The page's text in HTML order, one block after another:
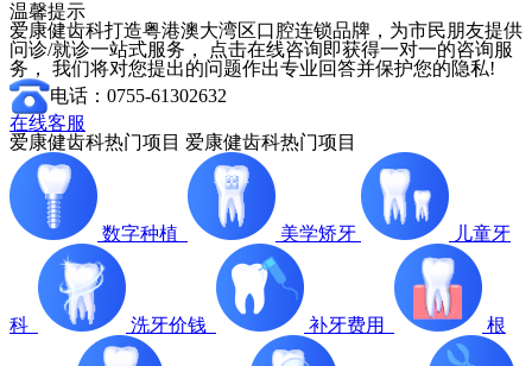
温馨提示
爱康健齿科打造粤港澳大湾区口腔连锁品牌，为市民朋友提供
问诊/就诊一站式服务， 点击在线咨询即获得一对一的咨询服
务， 我们将对您提出的问题作出专业回答并保护您的隐私!
电话：0755-61302632
在线客服
爱康健齿科热门项目 爱康健齿科热门项目
数字种植 美学矫牙 儿童牙
科 洗牙价钱 补牙费用 根